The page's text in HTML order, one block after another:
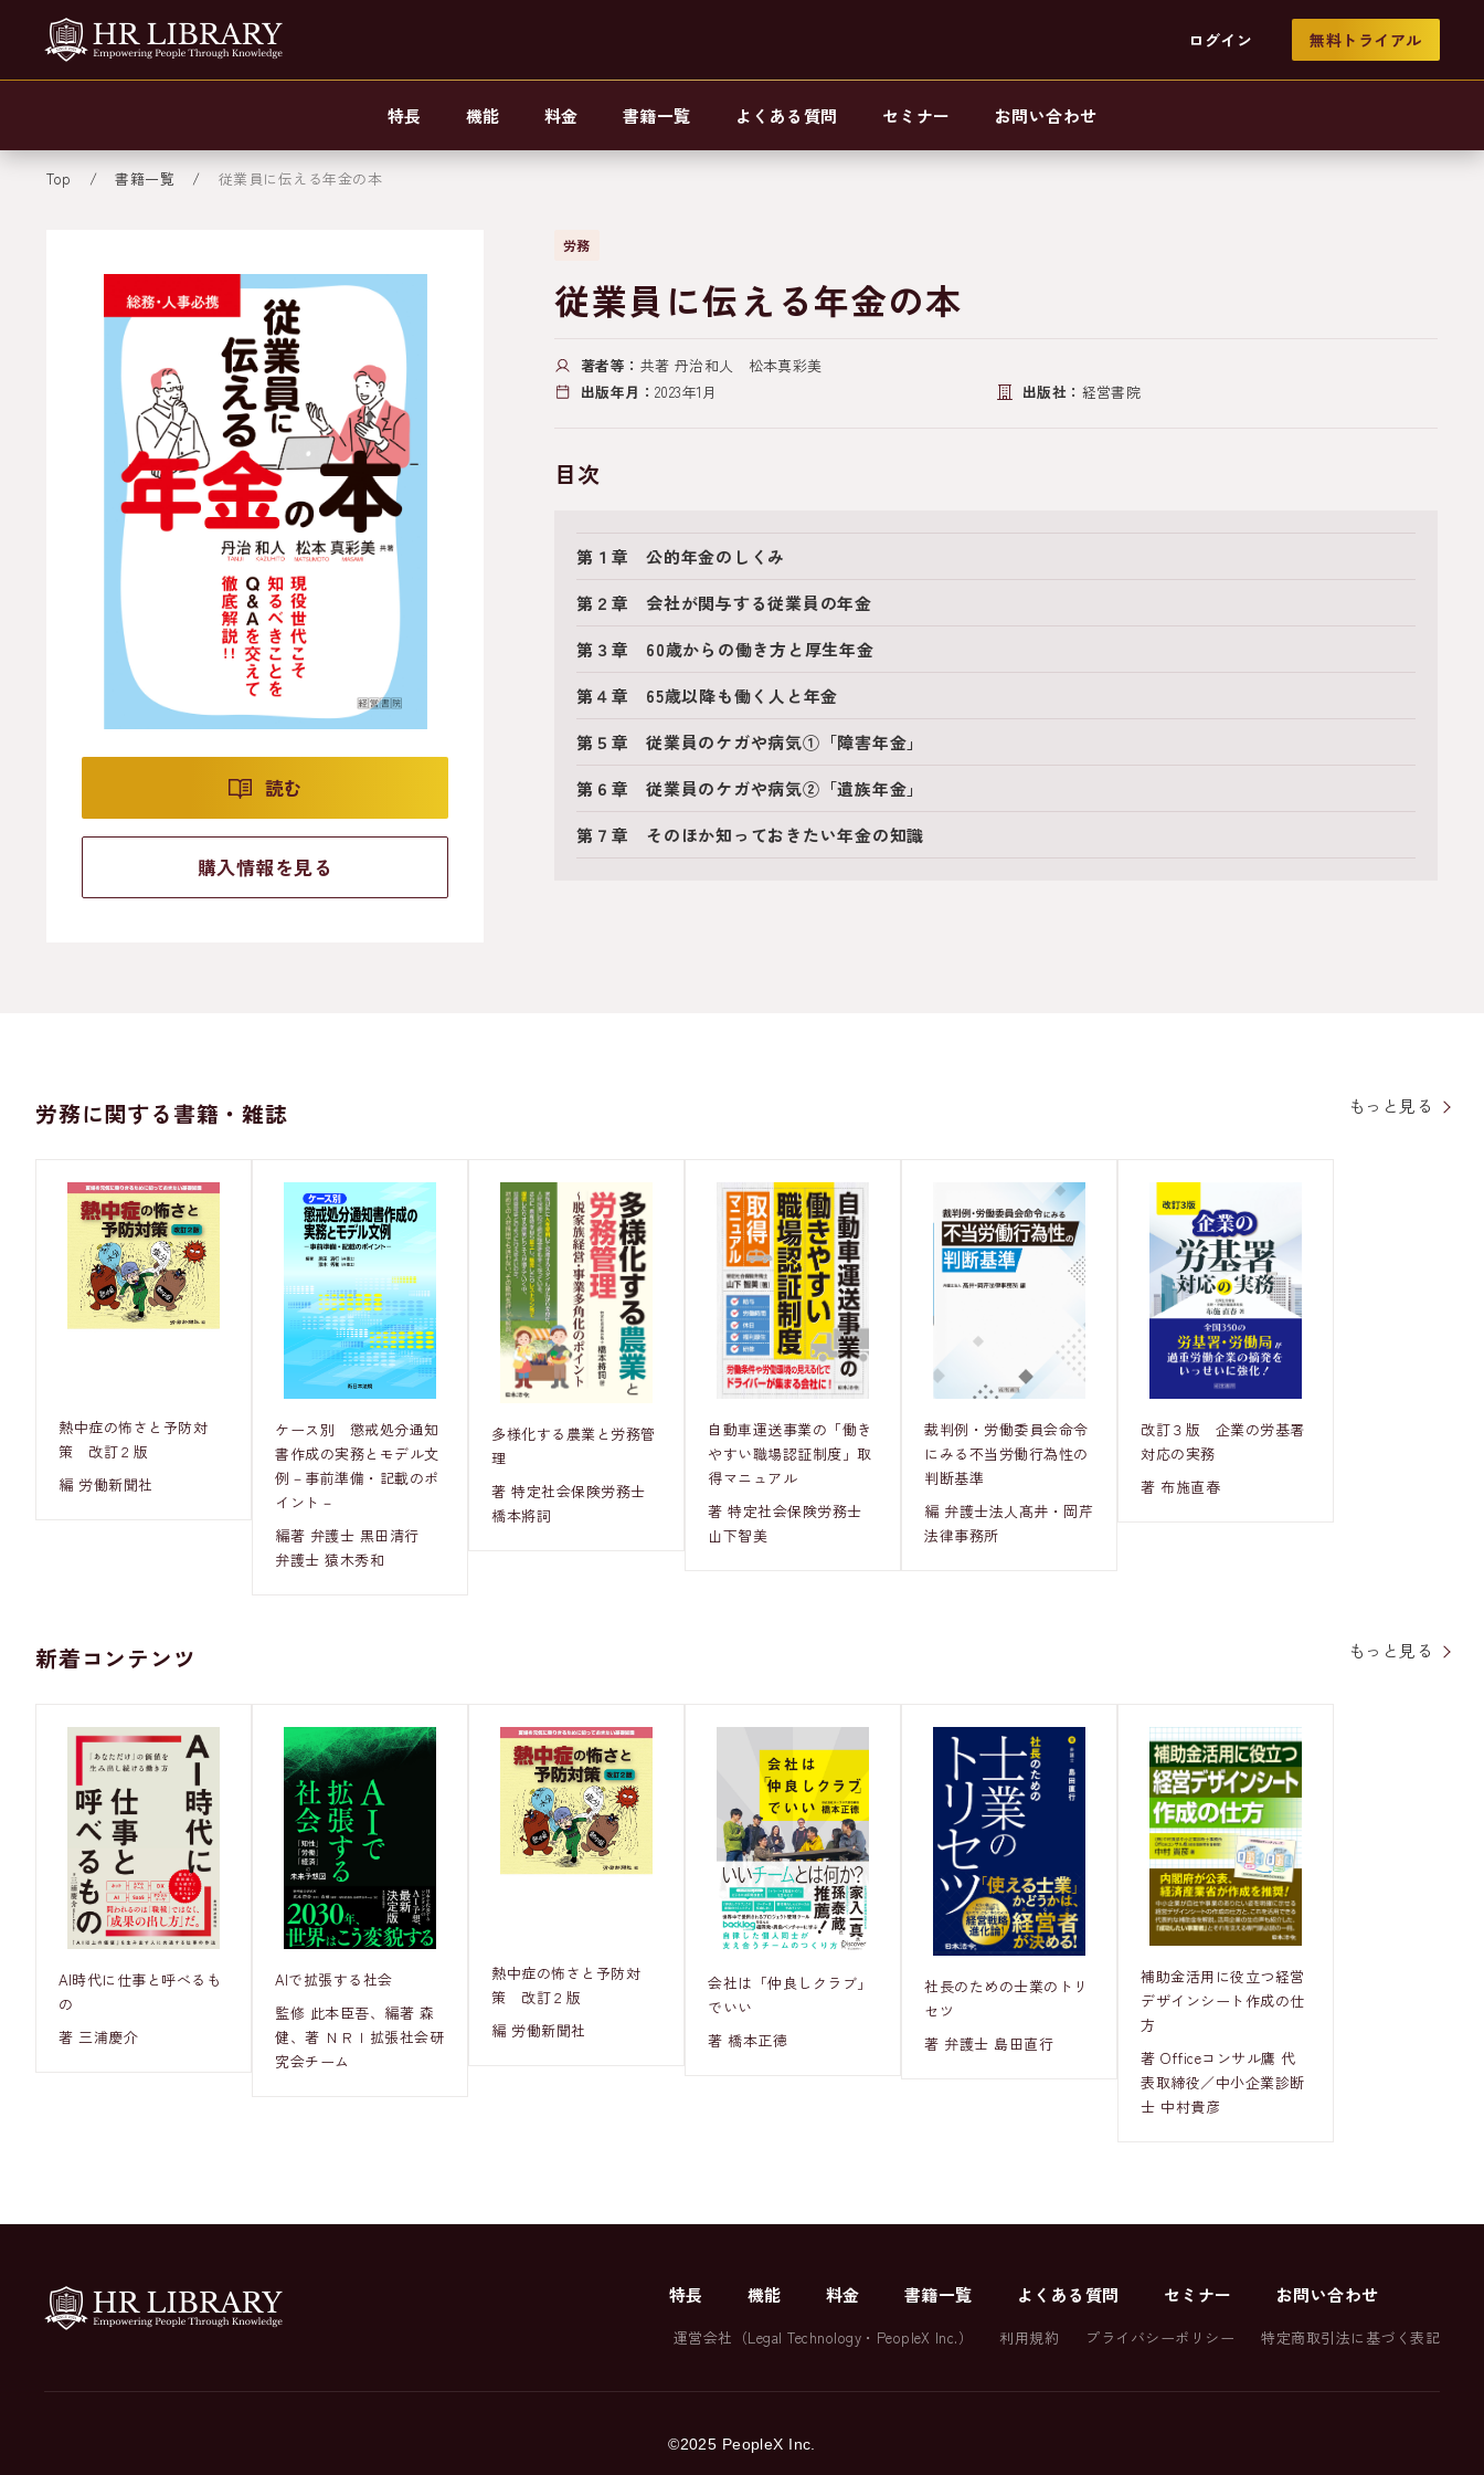
ログイン 無料トライアル
特長 機能 料金 書籍一覧 よくある質問 セミナー お問い合わせ
Top 書籍一覧 従業員に伝える年金の本
読む
購入情報を見る
労務
従業員に伝える年金の本
著者等： 共著 丹治和人 松本真彩美
出版年月： 2023年1月 出版社： 経営書院
目次
第１章 公的年金のしくみ
第２章 会社が関与する従業員の年金
第３章 60歳からの働き方と厚生年金
第４章 65歳以降も働く人と年金
第５章 従業員のケガや病気①「障害年金」
第６章 従業員のケガや病気②「遺族年金」
第７章 そのほか知っておきたい年金の知識
労務に関する書籍・雑誌 もっと見る
熱中症の怖さと予防対
策 改訂２版
編 労働新聞社
ケース別 懲戒処分通知
書作成の実務とモデル文
例－事前準備・記載のポ
イント－
編著 弁護士 黒田清行
弁護士 猿木秀和
多様化する農業と労務管
理
著 特定社会保険労務士
橋本將詞
自動車運送事業の「働き
やすい職場認証制度」取
得マニュアル
著 特定社会保険労務士
山下智美
裁判例・労働委員会命令
にみる不当労働行為性の
判断基準
編 弁護士法人髙井・岡芹
法律事務所
改訂３版 企業の労基署
対応の実務
著 布施直春
新着コンテンツ もっと見る
AI時代に仕事と呼べるも
の
著 三浦慶介
AIで拡張する社会
監修 此本臣吾、編著 森
健、著 ＮＲＩ拡張社会研
究会チーム
熱中症の怖さと予防対
策 改訂２版
編 労働新聞社
会社は「仲良しクラブ」
でいい
著 橋本正徳
社長のための士業のトリ
セツ
著 弁護士 島田直行
補助金活用に役立つ経営
デザインシート作成の仕
方
著 Officeコンサル鷹 代
表取締役／中小企業診断
士 中村貴彦
特長 機能 料金 書籍一覧 よくある質問 セミナー お問い合わせ
運営会社（Legal Technology ・ PeopleX Inc.） 利用規約 プライバシーポリシー 特定商取引法に基づく表記
©2025 PeopleX Inc.